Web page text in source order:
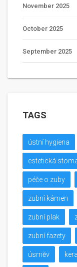
November 2025
October 2025
September 2025
TAGS
ústní hygiena
estetická
péče o zuby
zubní kámen
zubní plak
zubní fazety
úsměv